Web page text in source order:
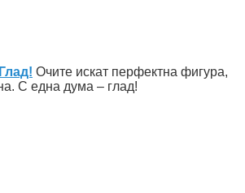
Oчите искат перфектна фигура,
С една дума – глад!